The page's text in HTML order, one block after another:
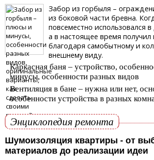
Забор из горбыля –
из боковой части бревна.
повсеместно использовался
а в настоящее время
благодаря самобытному и
внешнему виду.
Каркасная баня – устройство,
минусы, особенности разных видов
Вентиляция в бане – нужна или нет,
особенности устройства в разных
Энциклопедия ремонта
Шумоизоляция квартиры - от
материалов до реализации идеи